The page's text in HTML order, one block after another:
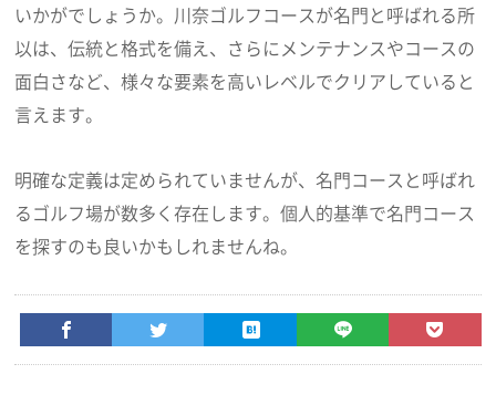
いかがでしょうか。川奈ゴルフコースが名門と呼ばれる所
以は、伝統と格式を備え、さらにメンテナンスやコースの
面白さなど、様々な要素を高いレベルでクリアしていると
言えます。
明確な定義は定められていませんが、名門コースと呼ばれ
るゴルフ場が数多く存在します。個人的基準で名門コース
を探すのも良いかもしれませんね。